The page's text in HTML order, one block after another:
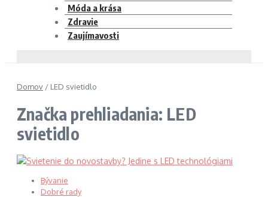
Móda a krása
Zdravie
Zaujímavosti
Domov / LED svietidlo
Značka prehliadania: LED
svietidlo
Bývanie
Dobré rady